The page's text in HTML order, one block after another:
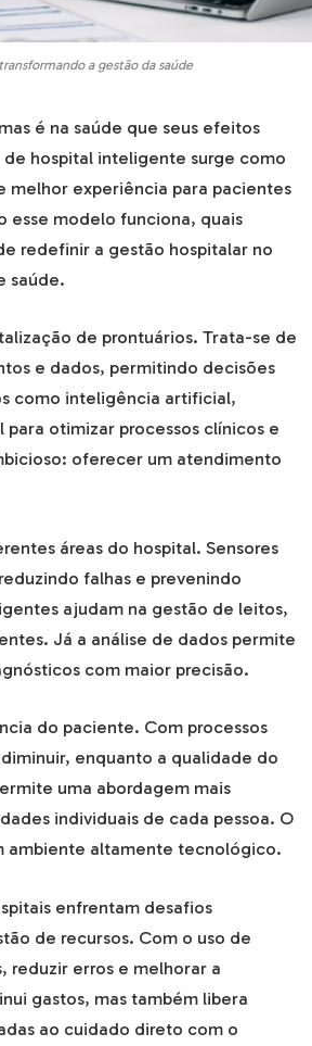
a gestão da saúde
é na saúde que seus efeitos
hospital inteligente surge como
melhor experiência para pacientes
esse modelo funciona, quais
redefinir a gestão hospitalar no
saúde.
de prontuários. Trata-se de
e dados, permitindo decisões
como inteligência artificial,
otimizar processos clínicos e
oferecer um atendimento
áreas do hospital. Sensores
falhas e prevenindo
ajudam na gestão de leitos,
Já a análise de dados permite
com maior precisão.
do paciente. Com processos
enquanto a qualidade do
uma abordagem mais
individuais de cada pessoa. O
ambiente altamente tecnológico.
enfrentam desafios
de recursos. Com o uso de
reduzir erros e melhorar a
gastos, mas também libera
ao cuidado direto com o